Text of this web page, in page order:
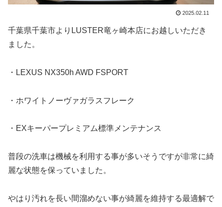
2025.02.11
千葉県千葉市よりLUSTER竜ヶ崎本店にお越しいただき
ました。
・LEXUS NX350h AWD FSPORT
・ホワイトノーヴァガラスフレーク
・EXキーパープレミアム標準メンテナンス
普段の洗車は機械を利用する事が多いそうですが非常に綺
麗な状態を保っていました。
やはり汚れを長い間溜めない事が綺麗を維持する最適解で